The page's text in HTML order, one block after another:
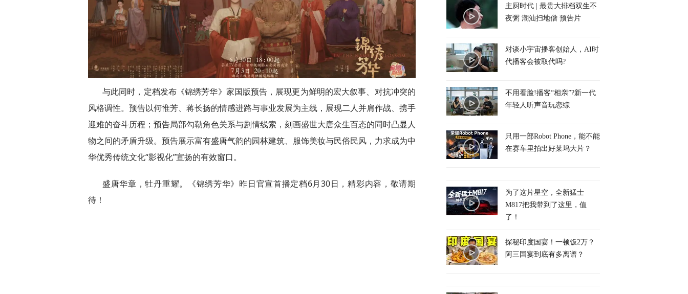
与此同时，定档发布《锦绣芳华》家国版预告，展现更为鲜明的宏大叙事、对抗冲突的
风格调性。预告以何惟芳、蒋长扬的情感进路与事业发展为主线，展现二人并肩作战、携手
迎难的奋斗历程；预告局部勾勒角色关系与剧情线索，刻画盛世大唐众生百态的同时凸显人
物之间的矛盾升级。预告展示富有盛唐气韵的园林建筑、服饰美妆与民俗民风，力求成为中
华优秀传统文化“影视化”宣扬的有效窗口。
盛唐华章，牡丹重耀。《锦绣芳华》昨日官宣首播定档6月30日，精彩内容，敬请期
待！
主厨时代 | 最贵大排档双生不
夜粥 潮汕扫地僧 预告片
对谈小宇宙播客创始人，AI时
代播客会被取代吗?
不用看脸!播客“相亲”?新一代
年轻人听声音玩恋综
只用一部Robot Phone，能不能
在赛车里拍出好莱坞大片？
为了这片星空，全新猛士
M817把我带到了这里，值
了！
探秘印度国宴！一顿饭2万？
阿三国宴到底有多离谱？